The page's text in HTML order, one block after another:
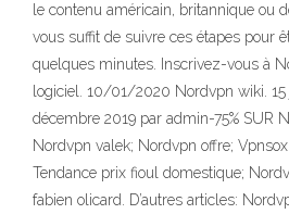
le contenu américain, britannique ou
vous suffit de suivre ces étapes pour
quelques minutes. Inscrivez-vous à
logiciel. 10/01/2020 Nordvpn wiki. 15
décembre 2019 par admin-75% SUR
Nordvpn valek; Nordvpn offre;
Tendance prix fioul domestique;
fabien olicard. D’autres articles: